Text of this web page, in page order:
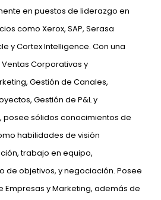
en puestos de liderazgo en
como Xerox, SAP, Serasa
y Cortex Intelligence. Con una
Corporativas y
Gestión de Canales,
Gestión de P&L y
posee sólidos conocimientos de
habilidades de visión
trabajo en equipo,
de objetivos, y negociación. Posee
Empresas y Marketing, además de